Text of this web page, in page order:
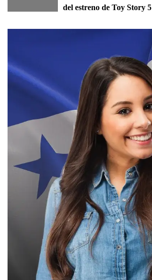
del estreno de Toy Story 5